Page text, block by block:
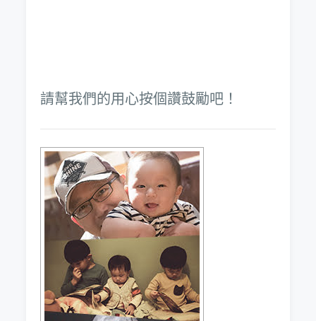
請幫我們的用心按個讚鼓勵吧！